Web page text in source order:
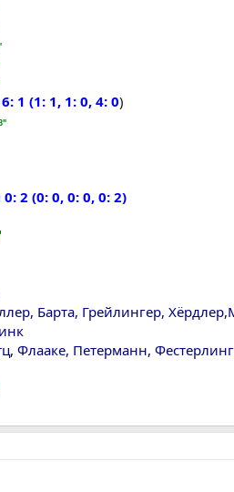
1 (1: 1, 1: 0, 4: 0)
2 (0: 0, 0: 0, 0: 2)
Барта, Грейлингер,
Флааке, Петерманн, Фестерлинг